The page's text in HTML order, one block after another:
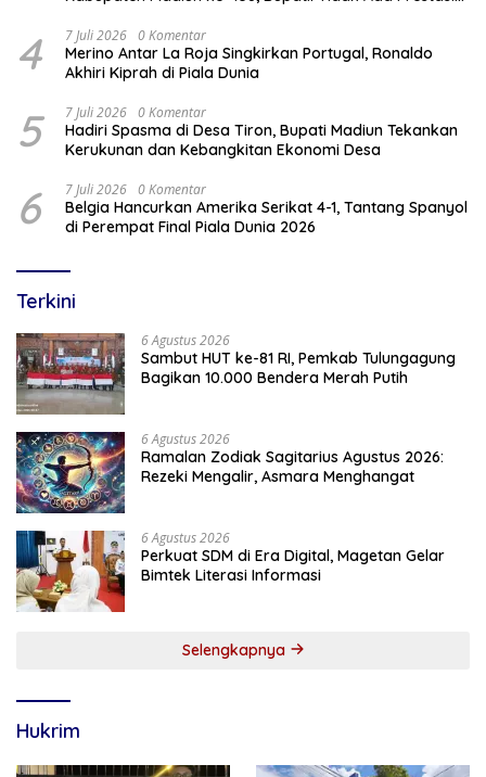
4 7 Juli 2026 0 Komentar
Merino Antar La Roja Singkirkan Portugal, Ronaldo
Akhiri Kiprah di Piala Dunia
5 7 Juli 2026 0 Komentar
Hadiri Spasma di Desa Tiron, Bupati Madiun Tekankan
Kerukunan dan Kebangkitan Ekonomi Desa
6 7 Juli 2026 0 Komentar
Belgia Hancurkan Amerika Serikat 4-1, Tantang Spanyol
di Perempat Final Piala Dunia 2026
Terkini
6 Agustus 2026
Sambut HUT ke-81 RI, Pemkab Tulungagung
Bagikan 10.000 Bendera Merah Putih
6 Agustus 2026
Ramalan Zodiak Sagitarius Agustus 2026:
Rezeki Mengalir, Asmara Menghangat
6 Agustus 2026
Perkuat SDM di Era Digital, Magetan Gelar
Bimtek Literasi Informasi
Selengkapnya
Hukrim